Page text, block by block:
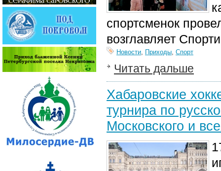
спортсменок
возглавляет
Новости, Приходы, Спорт
Читать дальше
Хабаровские
турнира по
Московского и